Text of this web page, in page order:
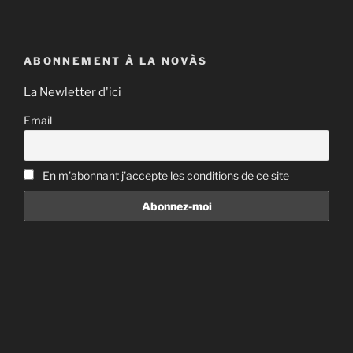
ABONNEMENT À LA NOVÀS
La Newletter d'ici
Email
En m'abonnant j'accepte les conditions de ce site